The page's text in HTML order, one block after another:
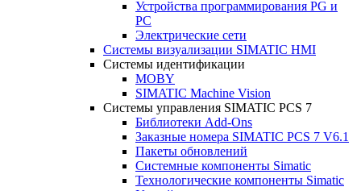
Устройства программирования PG и
PC
Электрические сети
Системы визуализации SIMATIC HMI
Системы идентификации
MOBY
SIMATIC Machine Vision
Системы управления SIMATIC PCS 7
Библиотеки Add-Ons
Заказные номера SIMATIC PCS 7 V6.1
Пакеты обновлений
Системные компоненты Simatic
Технологические компоненты Simatic